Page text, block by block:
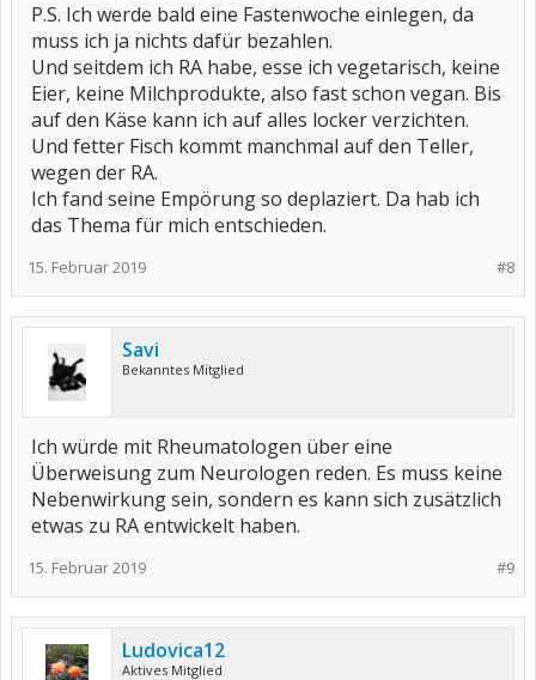
P.S. Ich werde bald eine Fastenwoche einlegen, da
muss ich ja nichts dafür bezahlen.
Und seitdem ich RA habe, esse ich vegetarisch, keine
Eier, keine Milchprodukte, also fast schon vegan. Bis
auf den Käse kann ich auf alles locker verzichten.
Und fetter Fisch kommt manchmal auf den Teller,
wegen der RA.
Ich fand seine Empörung so deplaziert. Da hab ich
das Thema für mich entschieden.
#8
15. Februar 2019
Savi
Bekanntes Mitglied
Ich würde mit Rheumatologen über eine
Überweisung zum Neurologen reden. Es muss keine
Nebenwirkung sein, sondern es kann sich zusätzlich
etwas zu RA entwickelt haben.
#9
15. Februar 2019
Ludovica12
Aktives Mitglied